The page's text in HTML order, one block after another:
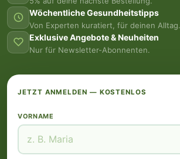
Wöchentliche Gesundheitstipps
Von Experten kuratiert, für deinen Alltag.
Exklusive Angebote & Neuheiten
Nur für Newsletter-Abonnenten.
JETZT ANMELDEN — KOSTENLOS
VORNAME